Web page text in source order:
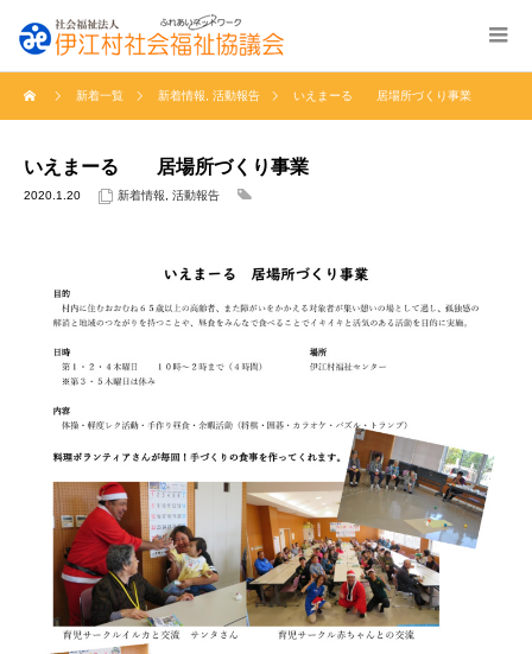
新着一覧 新着情報 活動報告 いえまーる 居場所づくり事業
いえまーる 居場所づくり事業
2020.1.20 新着情報 活動報告